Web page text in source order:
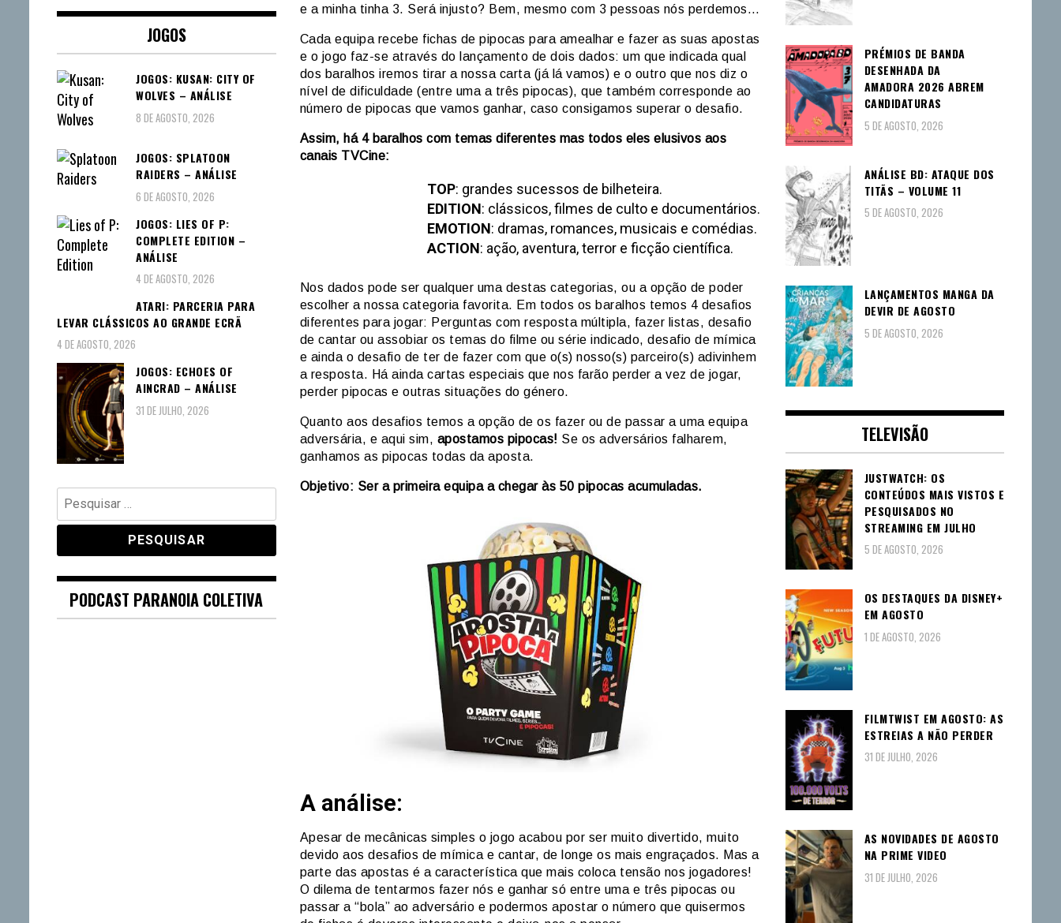
e a minha tinha 3. Será injusto? Bem, mesmo com 3 pessoas nós perdemos…
Cada equipa recebe fichas de pipocas para amealhar e fazer as suas apostas
e o jogo faz-se através do lançamento de dois dados: um que indicada qual
dos baralhos iremos tirar a nossa carta (já lá vamos) e o outro que nos diz o
nível de dificuldade (entre uma a três pipocas), que também corresponde ao
número de pipocas que vamos ganhar, caso consigamos superar o desafio.
Assim, há 4 baralhos com temas diferentes mas todos eles elusivos aos
canais TVCine:
TOP: grandes sucessos de bilheteira.
EDITION: clássicos, filmes de culto e documentários.
EMOTION: dramas, romances, musicais e comédias.
ACTION: ação, aventura, terror e ficção científica.
Nos dados pode ser qualquer uma destas categorias, ou a opção de poder
escolher a nossa categoria favorita. Em todos os baralhos temos 4 desafios
diferentes para jogar: Perguntas com resposta múltipla, fazer listas, desafio
de cantar ou assobiar os temas do filme ou série indicado, desafio de mímica
e ainda o desafio de ter de fazer com que o(s) nosso(s) parceiro(s) adivinhem
a resposta. Há ainda cartas especiais que nos farão perder a vez de jogar,
perder pipocas e outras situações do género.
Quanto aos desafios temos a opção de os fazer ou de passar a uma equipa
adversária, e aqui sim, apostamos pipocas! Se os adversários falharem,
ganhamos as pipocas todas da aposta.
Objetivo: Ser a primeira equipa a chegar às 50 pipocas acumuladas.
A análise:
Apesar de mecânicas simples o jogo acabou por ser muito divertido, muito
devido aos desafios de mímica e cantar, de longe os mais engraçados. Mas a
parte das apostas é a característica que mais coloca tensão nos jogadores!
O dilema de tentarmos fazer nós e ganhar só entre uma e três pipocas ou
passar a “bola” ao adversário e podermos apostar o número que quisermos
JOGOS
JOGOS: KUSAN: CITY OF
WOLVES – ANÁLISE
8 DE AGOSTO, 2026
JOGOS: SPLATOON
RAIDERS – ANÁLISE
6 DE AGOSTO, 2026
JOGOS: LIES OF P:
COMPLETE EDITION –
ANÁLISE
4 DE AGOSTO, 2026
ATARI: PARCERIA PARA
LEVAR CLÁSSICOS AO GRANDE ECRÃ
4 DE AGOSTO, 2026
JOGOS: ECHOES OF
AINCRAD – ANÁLISE
31 DE JULHO, 2026
Pesquisar
por:
PODCAST PARANOIA COLETIVA
PRÉMIOS DE BANDA
DESENHADA DA
AMADORA 2026 ABREM
CANDIDATURAS
5 DE AGOSTO, 2026
ANÁLISE BD: ATAQUE DOS
TITÃS – VOLUME 11
5 DE AGOSTO, 2026
LANÇAMENTOS MANGA DA
DEVIR DE AGOSTO
5 DE AGOSTO, 2026
TELEVISÃO
JUSTWATCH: OS
CONTEÚDOS MAIS VISTOS E
PESQUISADOS NO
STREAMING EM JULHO
5 DE AGOSTO, 2026
OS DESTAQUES DA DISNEY+
EM AGOSTO
1 DE AGOSTO, 2026
FILMTWIST EM AGOSTO: AS
ESTREIAS A NÃO PERDER
31 DE JULHO, 2026
AS NOVIDADES DE AGOSTO
NA PRIME VIDEO
31 DE JULHO, 2026